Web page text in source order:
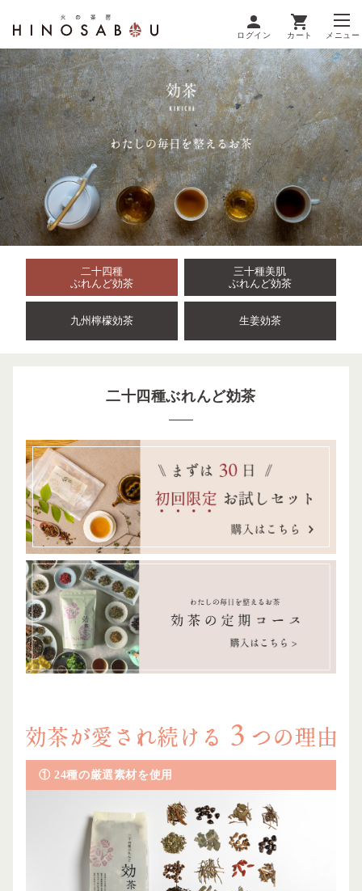
ログイン カート メニュー
二十四種
ぶれんど効茶
三十種美肌
ぶれんど効茶
九州檸檬効茶 生姜効茶
二十四種ぶれんど効茶
① 24種の厳選素材を使用